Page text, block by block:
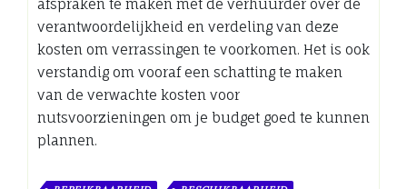
afspraken te maken met de verhuurder over de
verantwoordelijkheid en verdeling van deze
kosten om verrassingen te voorkomen. Het is ook
verstandig om vooraf een schatting te maken
van de verwachte kosten voor
nutsvoorzieningen om je budget goed te kunnen
plannen.